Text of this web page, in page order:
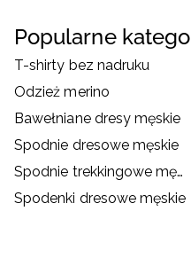
Popularne
T-shirty bez nadruku
Odzież merino
Bawełniane dresy męskie
Spodnie dresowe męskie
Spodnie trekkingowe męskie
Spodenki dresowe męskie